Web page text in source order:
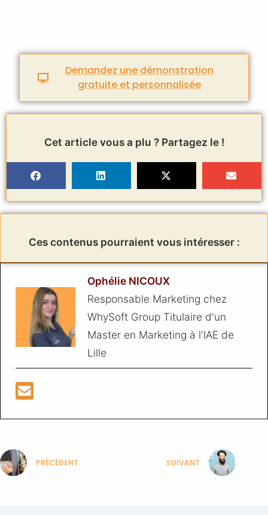
Demandez une démonstration
gratuite et personnalisée
Cet article vous a plu ? Partagez le !
Ces contenus pourraient vous intéresser :
Ophélie NICOUX
Responsable Marketing chez
WhySoft Group Titulaire d'un
Master en Marketing à l'IAE de
Lille
PRÉCÉDENT SUIVANT